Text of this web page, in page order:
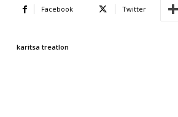
Facebook Twitter
karitsa treatlon